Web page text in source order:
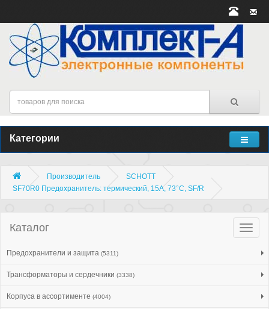
Категории
Производитель
SCHOTT
SF70R0 Предохранитель: термический, 15А, 73°C, SF/R
Каталог
Предохранители и защита (5311)
Трансформаторы и сердечники (3338)
Корпуса в ассортименте (4004)